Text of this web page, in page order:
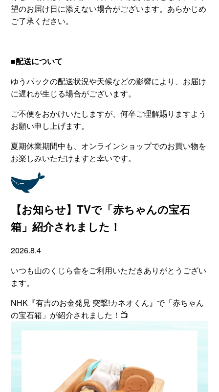
望のお届け日に添えない場合がございます。あらかじめ
ご了承ください。
■配送について
ゆうパックの配送状況や天候などの影響により、お届け
に遅れが生じる場合がございます。
ご不便をおかけいたしますが、何卒ご理解賜りますよう
お願い申し上げます。
夏期休業期間中も、オンラインショップでのお買い物を
お楽しみいただけますと幸いです。
【お知らせ】TVで「赤ちゃんの宝石
箱」紹介されました！
2026.8.4
いつも山のくじら舎をご利用いただきありがとうござい
ます。
NHK『有吉のお金発見 突撃!カネオくん』で「赤ちゃん
の宝石箱」が紹介されました！📺